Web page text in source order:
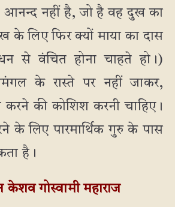
आनन्द नहीं है, जो है वह दुख का
के लिए फिर क्यों माया का दास
से वंचित होना चाहते हो।)
के रास्ते पर नहीं जाकर,
करने की कोशिश करनी चाहिए।
के लिए पारमार्थिक गुरु के पास
है।
केशव गोस्वामी महाराज